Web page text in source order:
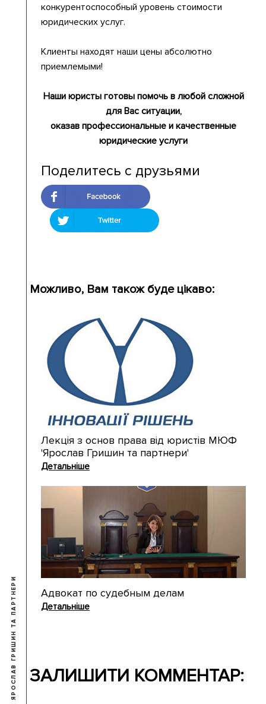
© 2009-2026 ЯРОСЛАВ ГРИШИН ТА ПАРТНЕРИ
конкурентоспособный уровень стоимости
юридических услуг.
Клиенты находят наши цены абсолютно
приемлемыми!
Наши юристы готовы помочь в любой сложной
для Вас ситуации,
оказав профессиональные и качественные
юридические услуги
Поделитесь с друзьями
Можливо, Вам також буде цікаво:
Лекція з основ права від юристів МЮФ
'Ярослав Гришин та партнери'
Детальніше
Адвокат по судебным делам
Детальніше
ЗАЛИШИТИ КОММЕНТАР: